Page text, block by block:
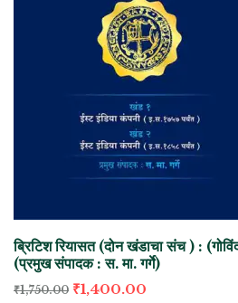
ब्रिटिश रियासत (दोन खंडाचा संच ) :
(प्रमुख संपादक : स. मा. गर्गे)
₹1,750.00 ₹1,400.00